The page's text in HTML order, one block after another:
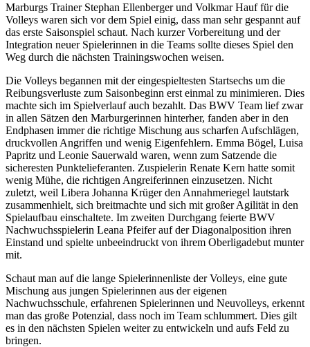
Marburgs Trainer Stephan Ellenberger und Volkmar Hauf für die
Volleys waren sich vor dem Spiel einig, dass man sehr gespannt auf
das erste Saisonspiel schaut. Nach kurzer Vorbereitung und der
Integration neuer Spielerinnen in die Teams sollte dieses Spiel den
Weg durch die nächsten Trainingswochen weisen.
Die Volleys begannen mit der eingespieltesten Startsechs um die
Reibungsverluste zum Saisonbeginn erst einmal zu minimieren. Dies
machte sich im Spielverlauf auch bezahlt. Das BWV Team lief zwar
in allen Sätzen den Marburgerinnen hinterher, fanden aber in den
Endphasen immer die richtige Mischung aus scharfen Aufschlägen,
druckvollen Angriffen und wenig Eigenfehlern. Emma Bögel, Luisa
Papritz und Leonie Sauerwald waren, wenn zum Satzende die
sicheresten Punktelieferanten. Zuspielerin Renate Kern hatte somit
wenig Mühe, die richtigen Angreiferinnen einzusetzen. Nicht
zuletzt, weil Libera Johanna Krüger den Annahmeriegel lautstark
zusammenhielt, sich breitmachte und sich mit großer Agilität in den
Spielaufbau einschaltete. Im zweiten Durchgang feierte BWV
Nachwuchsspielerin Leana Pfeifer auf der Diagonalposition ihren
Einstand und spielte unbeeindruckt von ihrem Oberligadebut munter
mit.
Schaut man auf die lange Spielerinnenliste der Volleys, eine gute
Mischung aus jungen Spielerinnen aus der eigenen
Nachwuchsschule, erfahrenen Spielerinnen und Neuvolleys, erkennt
man das große Potenzial, dass noch im Team schlummert. Dies gilt
es in den nächsten Spielen weiter zu entwickeln und aufs Feld zu
bringen.